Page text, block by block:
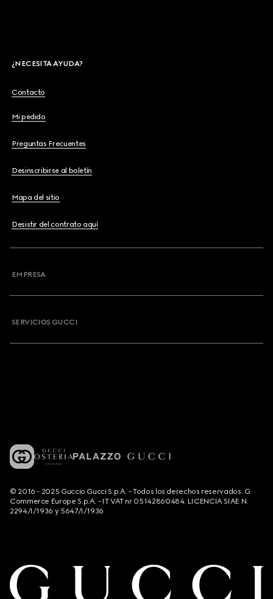
¿NECESITA AYUDA?
Contacto
Mi pedido
Preguntas Frecuentes
Desinscribirse al boletín
Mapa del sitio
Desistir del contrato aquí
EMPRESA
SERVICIOS GUCCI
© 2016 - 2025 Guccio Gucci S.p.A. - Todos los derechos reservados. G
Commerce Europe S.p.A. - IT VAT nr 05142860484. LICENCIA SIAE N.
2294/I/1936 y 5647/I/1936